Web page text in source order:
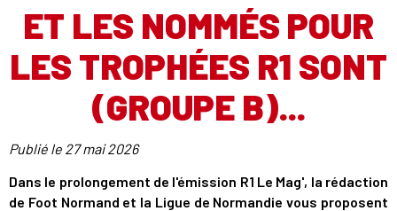
ET LES NOMMÉS POUR
LES TROPHÉES R1 SONT
(GROUPE B)...
Publié le 27 mai 2026
Dans le prolongement de l'émission R1 Le Mag', la rédaction
de Foot Normand et la Ligue de Normandie vous proposent